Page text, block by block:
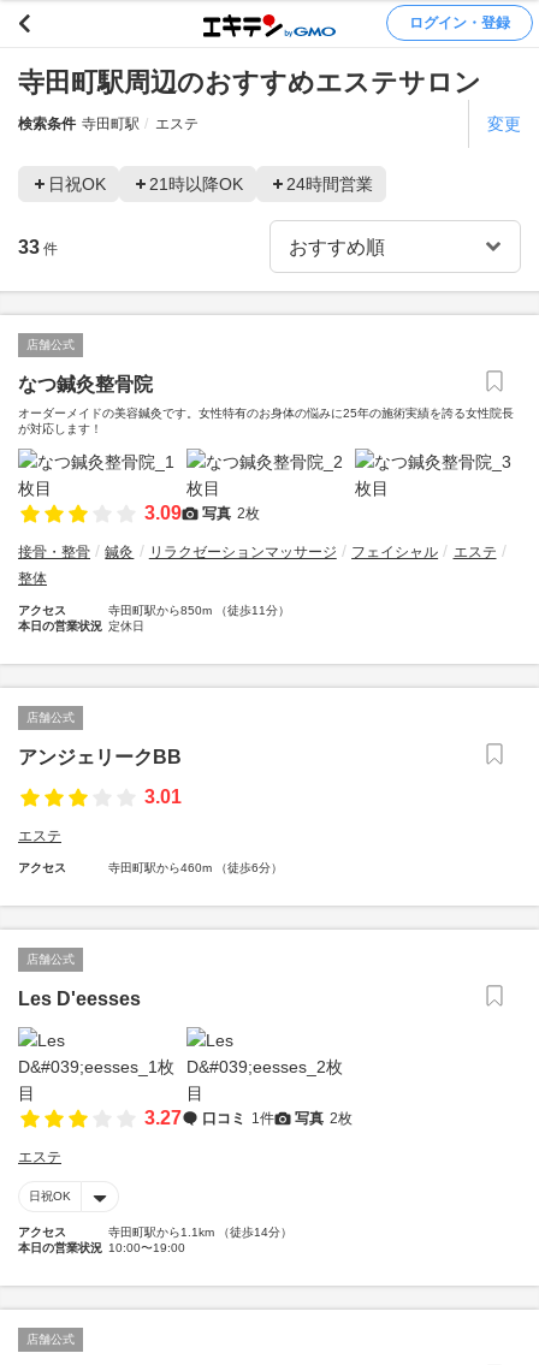
ログイン・登録
寺田町駅周辺のおすすめエステサロン
検索条件 寺田町駅 エステ 変更
日祝OK 21時以降OK 24時間営業
33 件
店舗公式
なつ鍼灸整骨院
オーダーメイドの美容鍼灸です。女性特有のお身体の悩みに25年の施術実績を誇る女性院長
が対応します！
3.09 写真 2枚
接骨・整骨 鍼灸 リラクゼーションマッサージ フェイシャル
エステ
整体
アクセス
寺田町駅から850m （徒歩11分）
本日の営業状況 定休日
店舗公式
アンジェリークBB
3.01
エステ
アクセス 寺田町駅から460m （徒歩6分）
店舗公式
Les D'eesses
3.27 口コミ 1件 写真 2枚
エステ
日祝OK
アクセス
寺田町駅から1.1km （徒歩14分）
本日の営業状況 10:00〜19:00
店舗公式